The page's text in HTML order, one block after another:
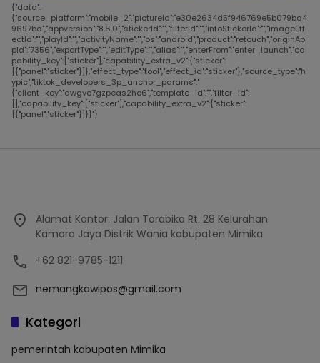
{"data":
{"source_platform":"mobile_2","pictureId":"e30e2634d5f946769e5b079ba4
9697ba","appversion":"8.6.0","stickerId":"","filterId":"","infoStickerId":"","imageEff
ectId":"","playId":"","activityName":"","os":"android","product":"retouch","originAp
pId":"7356","exportType":"","editType":"","alias":"","enterFrom":"enter_launch","ca
pability_key":["sticker"],"capability_extra_v2":{"sticker":
[{"panel":"sticker"}]},"effect_type":"tool","effect_id":"sticker"},"source_type":"h
ypic","tiktok_developers_3p_anchor_params":"
{"client_key":"awgvo7gzpeas2ho6","template_id":"","filter_id":
[],"capability_key":["sticker"],"capability_extra_v2":{"sticker":
[{"panel":"sticker"}]}}"}
Alamat Kantor: Jalan Torabika Rt. 28 Kelurahan
Kamoro Jaya Distrik Wania kabupaten Mimika
+62 821-9785-1211
nemangkawipos@gmail.com
Kategori
pemerintah kabupaten Mimika